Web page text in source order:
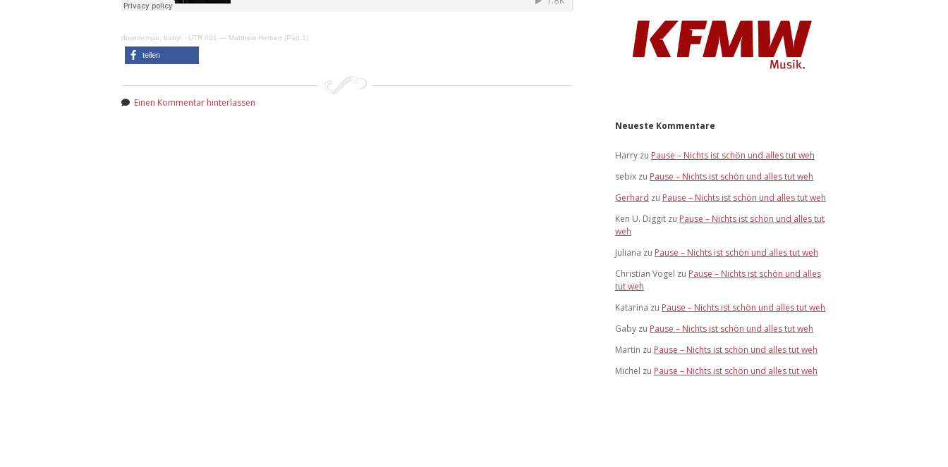
downtempo, baby! · UTR 001 — Matthew Herbert (Part 1)
teilen
Einen Kommentar hinterlassen
Neueste Kommentare
Harry zu Pause – Nichts ist schön und alles tut weh
sebix zu Pause – Nichts ist schön und alles tut weh
Gerhard zu Pause – Nichts ist schön und alles tut weh
Ken U. Diggit zu Pause – Nichts ist schön und alles tut
weh
Juliana zu Pause – Nichts ist schön und alles tut weh
Christian Vogel zu Pause – Nichts ist schön und alles
tut weh
Katarina zu Pause – Nichts ist schön und alles tut weh
Gaby zu Pause – Nichts ist schön und alles tut weh
Martin zu Pause – Nichts ist schön und alles tut weh
Michel zu Pause – Nichts ist schön und alles tut weh